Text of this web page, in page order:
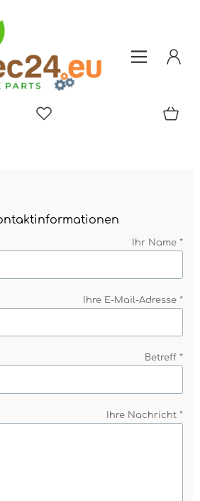
Ihr Name *
Ihre E-Mail-Adresse *
Betreff *
Ihre Nachricht *